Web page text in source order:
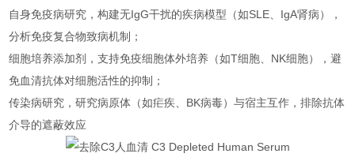
自身免疫病研究，构建无IgG干扰的疾病模型（如SLE、IgA肾病），
分析免疫复合物致病机制；
细胞培养添加剂，支持免疫细胞体外培养（如T细胞、NK细胞），避
免血清抗体对细胞活性的抑制；
传染病研究，研究病原体（如疟疾、BK病毒）与宿主互作，排除抗体
介导的遮蔽效应